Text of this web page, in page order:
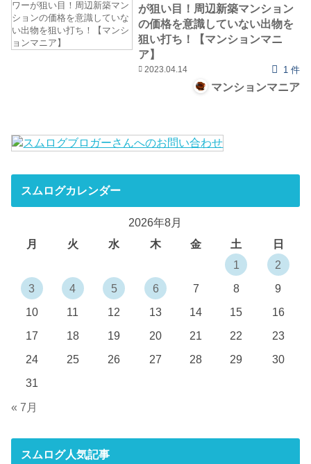
が狙い目！周辺新築マンション
の価格を意識していない出物を
狙い打ち！【マンションマニ
ア】
2023.04.14 1 件
マンションマニア
スムログカレンダー
2026年8月
月
火 水 木 金 土
日
1
2
3
4 5 6 7 8
9
10
11 12 13 14 15
16
17
18 19 20 21 22
23
24
25 26 27 28 29
30
31
« 7月
スムログ人気記事